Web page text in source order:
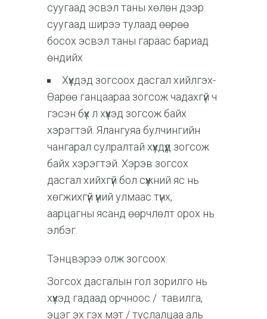
суугаад эсвэл таны хөлөн дээр
суугаад ширээ тулаад өөрөө
босох эсвэл таны гараас бариад
өндийх
Хүүхдэд зогсоох дасгал хийлгэх-
Өарөө ганцаараа зогсож чадахгүй ч
гэсэн бүх л хүүхэд зогсож байх
хэрэгтэй. Ялангуяа булчингийн
чангарал сулралтай хүүхдүүд зогсож
байх хэрэгтэй. Хэрэв зогсох
дасгал хийхгүй бол сүүжний яс нь
хөгжихгүй үүний улмаас түнх,
аарцагны ясанд өөрчлөлт орох нь
элбэг.
Тэнцвэрээ олж зогсоох:
Зогсох дасгалын гол зорилго нь
хүүхэд гадаад орчноос / тавилга,
эцэг эх гэх мэт / туслалцаа аль